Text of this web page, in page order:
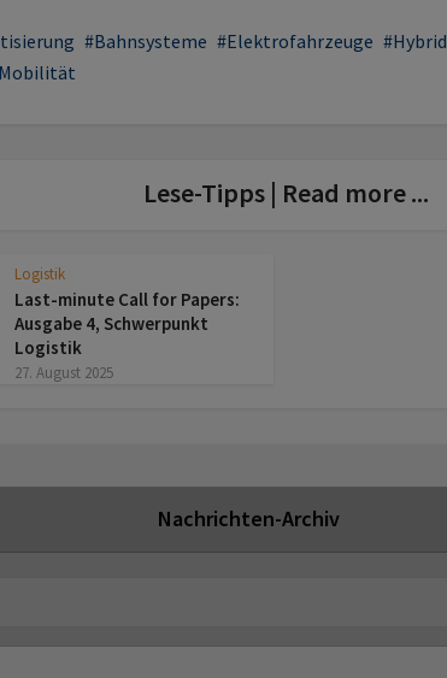
Bahnsysteme Elektrofahrzeuge Hybrid
Lese-Tipps | Read more ...
Logistik
Last-minute Call for Papers:
Ausgabe 4, Schwerpunkt
Logistik
27. August 2025
Nachrichten-Archiv